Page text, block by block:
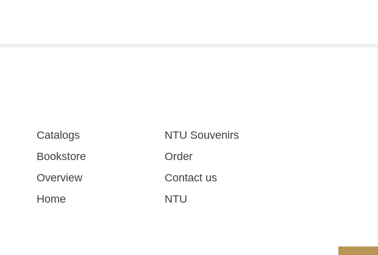
Catalogs
NTU Souvenirs
Bookstore
Order
Overview
Contact us
Home NTU